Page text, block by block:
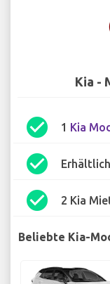
Kia -
check_circle 1 Kia
check_circle
check_circle 2 Kia
Beliebte Kia-